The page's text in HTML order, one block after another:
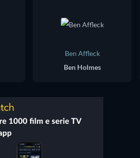
Ben Affleck
Ben Holmes